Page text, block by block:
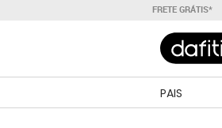
FRETE GRÁTIS*
PAIS